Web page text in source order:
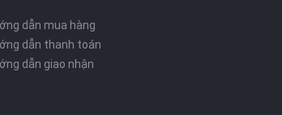
dẫn mua hàng
dẫn thanh toán
dẫn giao nhận